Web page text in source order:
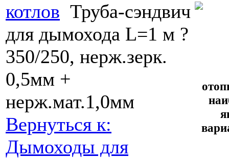
котлов Труба-сэндвич
для дымохода L=1 м ?
350/250, нерж.зерк.
0,5мм +
нерж.мат.1,0мм
Вернуться к:
Дымоходы для